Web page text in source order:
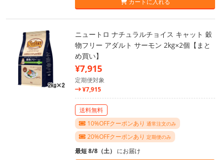
カートに入れる
ニュートロ ナチュラルチョイス キャット 穀
物フリー アダルト サーモン 2kg×2個【まと
め買い】
¥7,915
定期便対象
¥7,915
送料無料
10%OFFクーポンあり 通常注文のみ
20%OFFクーポンあり 定期便のみ
最短 8/8（土） にお届け